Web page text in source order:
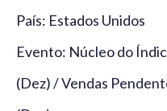
País: Estados Unidos
Evento: Núcleo do
(Dez) / Vendas